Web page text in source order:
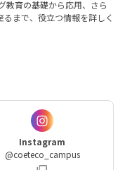
教育の基礎から応用、さら
まで、役立つ情報を詳しく
Instagram
@coeteco_campus